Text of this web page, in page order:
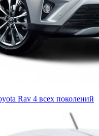
Rav 4 всех поколений